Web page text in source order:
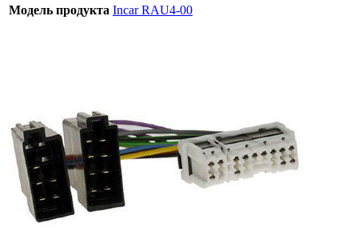
Модель продукта Incar RAU4-00